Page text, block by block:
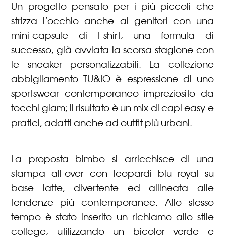
Un progetto pensato per i più piccoli che
strizza l’occhio anche ai genitori con una
mini-capsule di t-shirt, una formula di
successo, già avviata la scorsa stagione con
le sneaker personalizzabili. La collezione
abbigliamento TU&IO è espressione di uno
sportswear contemporaneo impreziosito da
tocchi glam; il risultato è un mix di capi easy e
pratici, adatti anche ad outfit più urbani.
La proposta bimbo si arricchisce di una
stampa all-over con leopardi blu royal su
base latte, divertente ed allineata alle
tendenze più contemporanee. Allo stesso
tempo è stato inserito un richiamo allo stile
college, utilizzando un bicolor verde e